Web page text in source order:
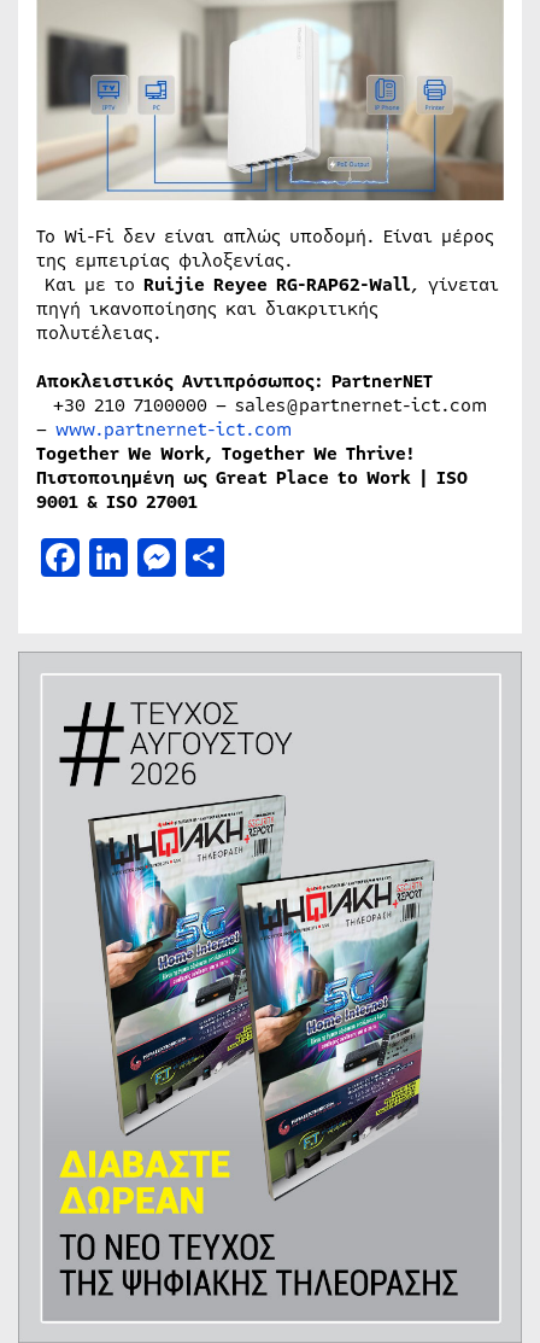
Το Wi-Fi δεν είναι απλώς υποδομή. Είναι μέρος
της εμπειρίας φιλοξενίας.
Και με το Ruijie Reyee RG-RAP62-Wall, γίνεται
πηγή ικανοποίησης και διακριτικής
πολυτέλειας.
Αποκλειστικός Αντιπρόσωπος: PartnerNET
+30 210 7100000 – sales@partnernet-ict.com
– www.partnernet-ict.com
Together We Work, Together We Thrive!
Πιστοποιημένη ως Great Place to Work | ISO
9001 & ISO 27001
Facebook
LinkedIn
Messenger